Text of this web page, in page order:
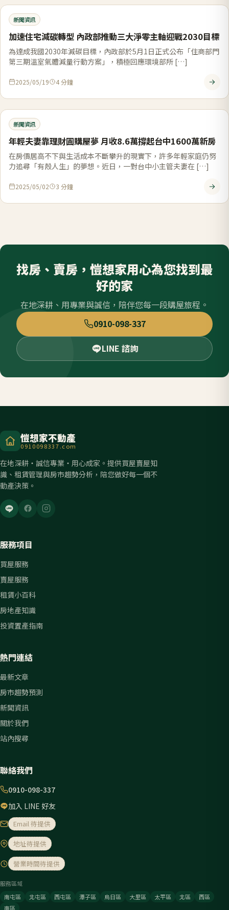
新聞資訊
加速住宅減碳轉型 內政部推動三大淨零主軸迎戰2030目標
為達成我國2030年減碳目標，內政部於5月1日正式公布「住商部門
第三期溫室氣體減量行動方案」，積極回應環境部所 […]
2025/05/19 4分鐘
新聞資訊
年輕夫妻靠理財圓購屋夢 月收8.6萬撐起台中1600萬新房
在房價居高不下與生活成本不斷攀升的現實下，許多年輕家庭仍努
力追尋「有殼人生」的夢想。近日，一對台中小主管夫妻在 […]
2025/05/02 3 分鐘
找房、賣房，愷想家用心為您找到最
好的家
在地深耕、用專業與誠信，陪伴您每一段購屋旅程。
0910-098-337
LINE 諮詢
愷想家不動產
0910098337.com
在地深耕・誠信專業・用心成家。提供買屋賣屋知
識、租賃管理與房市趨勢分析，陪您做好每一個不
動產決策。
服務項目
買屋服務
賣屋服務
租賃小百科
房地產知識
投資置產指南
熱門連結
最新文章
房市趨勢預測
新聞資訊
關於我們
站內搜尋
聯絡我們
0910-098-337
加入 LINE 好友
Email 待提供
地址待提供
營業時間待提供
服務區域
南屯區
北屯區 西屯區 潭子區 烏日區 大里區 太平區 北區
西區
南區